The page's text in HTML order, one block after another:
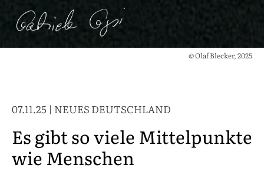
© Olaf Blecker, 2025
07.11.25 | NEUES DEUTSCHLAND
Es gibt so viele Mittelpunkte
wie Menschen